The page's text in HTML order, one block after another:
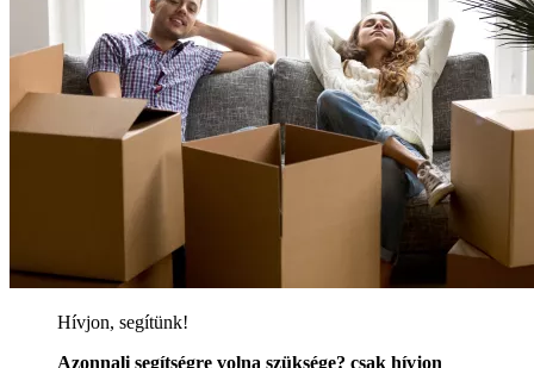
Hívjon, segítünk!
Azonnali segítségre volna szüksége? csak hívjon